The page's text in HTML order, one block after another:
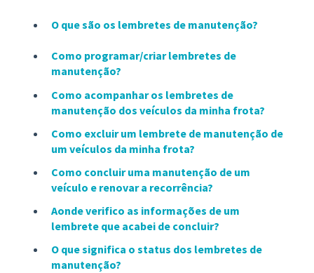
O que são os lembretes de manutenção?
Como programar/criar lembretes de
manutenção?
Como acompanhar os lembretes de
manutenção dos veículos da minha frota?
Como excluir um lembrete de manutenção de
um veículos da minha frota?
Como concluir uma manutenção de um
veículo e renovar a recorrência?
Aonde verifico as informações de um
lembrete que acabei de concluir?
O que significa o status dos lembretes de
manutenção?